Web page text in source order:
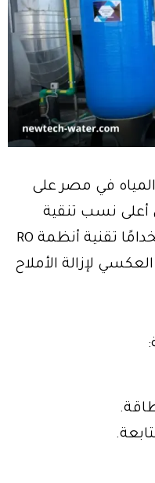
في مصر على
نسب تنقية
للمياه. ومن أكثر الأنظمة استخدامًا تقنية أنظمة RO
لإزالة الأملاح